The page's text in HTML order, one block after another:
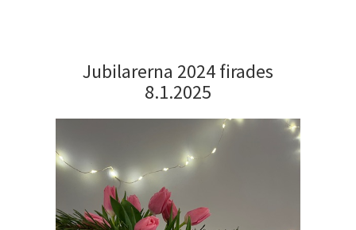
Jubilarerna 2024 firades
8.1.2025